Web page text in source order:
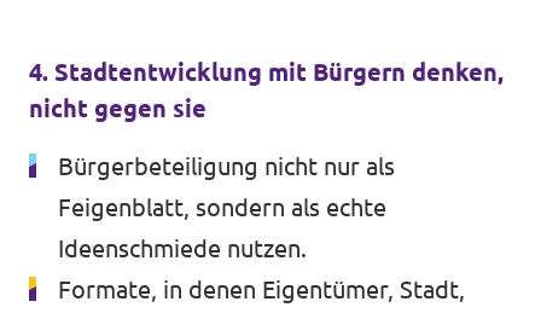
4. Stadtentwicklung mit Bürgern denken,
nicht gegen sie
Bürgerbeteiligung nicht nur als
Feigenblatt, sondern als echte
Ideenschmiede nutzen.
Formate, in denen Eigentümer, Stadt,